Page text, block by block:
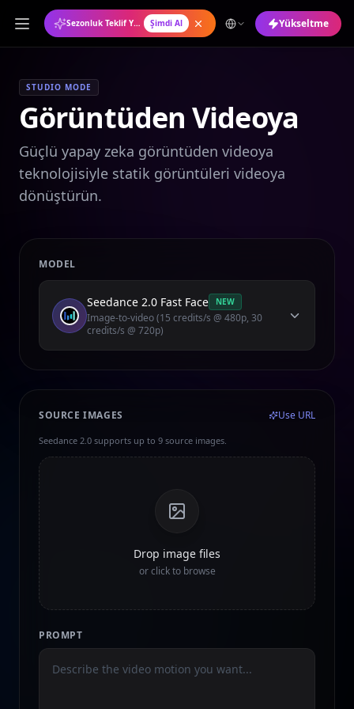
Sezonluk Teklif Yıllık Plan %50 İndirimli Şimdi Al Yükseltme
STUDIO MODE
Görüntüden Videoya
Güçlü yapay zeka görüntüden videoya
teknolojisiyle statik görüntüleri videoya
dönüştürün.
MODEL
Seedance 2.0 Fast Face NEW
Image-to-video (15 credits/s @ 480p, 30
credits/s @ 720p)
SOURCE IMAGES Use URL
Seedance 2.0 supports up to 9 source images.
Drop image files
or click to browse
PROMPT